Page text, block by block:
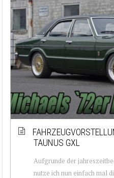
TAUNUS GXL
Aufgrunde der
nutze ich nun einfach mal